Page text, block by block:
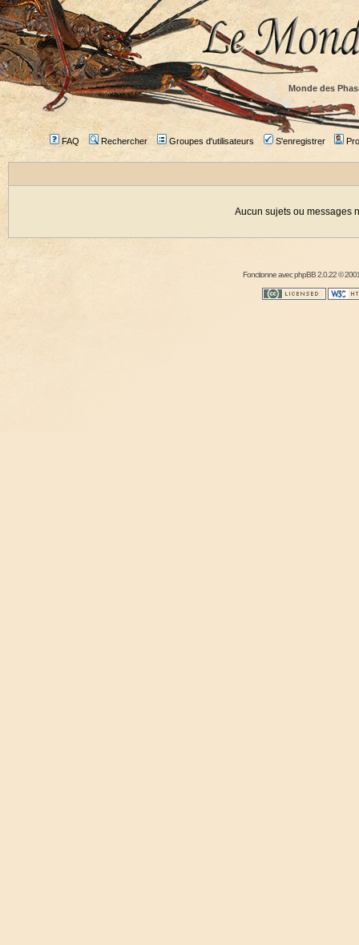
Monde des
FAQ Rechercher Groupes d'utilisateurs S'enregistrer
Aucun sujets ou messages
Fonctionne avecphpBB2.0.22 ©